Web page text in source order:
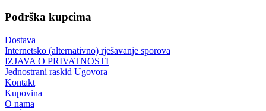
Podrška kupcima
Dostava
Internetsko (alternativno) rješavanje sporova
IZJAVA O PRIVATNOSTI
Jednostrani raskid Ugovora
Kontakt
Kupovina
O nama